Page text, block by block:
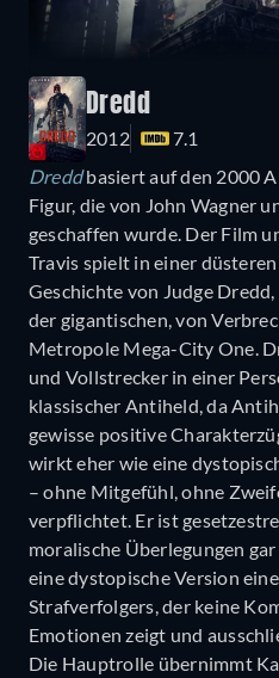
Dredd
2012
7.1
Dreddbasiert auf den 2000
Figur, die von John Wagner
geschaffen wurde. Der Film
Travis spielt in einer
Geschichte von Judge
der gigantischen, von
Metropole Mega-City One.
und Vollstrecker in einer
klassischer Antiheld, da
gewisse positive
wirkt eher wie eine
– ohne Mitgefühl, ohne
verpflichtet. Er ist
moralische Überlegungen
eine dystopische Version
Strafverfolgers, der keine
Emotionen zeigt und
Die Hauptrolle übernimmt